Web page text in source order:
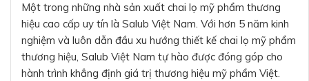
Một trong những nhà sản xuất chai lọ mỹ phẩm thương
hiệu cao cấp uy tín là Salub Việt Nam. Với hơn 5 năm kinh
nghiệm và luôn dẫn đầu xu hướng thiết kế chai lọ mỹ phẩm
thương hiệu, Salub Việt Nam tự hào được đóng góp cho
hành trình khẳng định giá trị thương hiệu mỹ phẩm Việt.